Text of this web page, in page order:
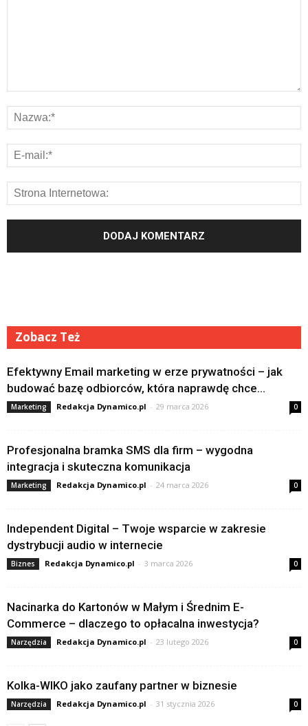
Zobacz Też
Efektywny Email marketing w erze prywatności – jak
budować bazę odbiorców, która naprawdę chce...
Marketing Redakcja Dynamico.pl - 29 marca 2026 0
Profesjonalna bramka SMS dla firm – wygodna
integracja i skuteczna komunikacja
Marketing Redakcja Dynamico.pl - 24 marca 2026 0
Independent Digital – Twoje wsparcie w zakresie
dystrybucji audio w internecie
Biznes Redakcja Dynamico.pl - 3 marca 2026 0
Nacinarka do Kartonów w Małym i Średnim E-
Commerce – dlaczego to opłacalna inwestycja?
Narzędzia Redakcja Dynamico.pl - 23 lutego 2026 0
Kolka-WIKO jako zaufany partner w biznesie
Narzędzia Redakcja Dynamico.pl - 31 stycznia 2026 0